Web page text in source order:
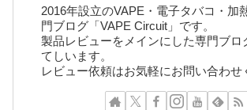
2016年設立のVAPE・電子タバコ・加
門ブログ「VAPE Circuit」です。
製品レビューをメインにした専門ブロ
てしいます。
レビュー依頼はお気軽にお問い合わせ